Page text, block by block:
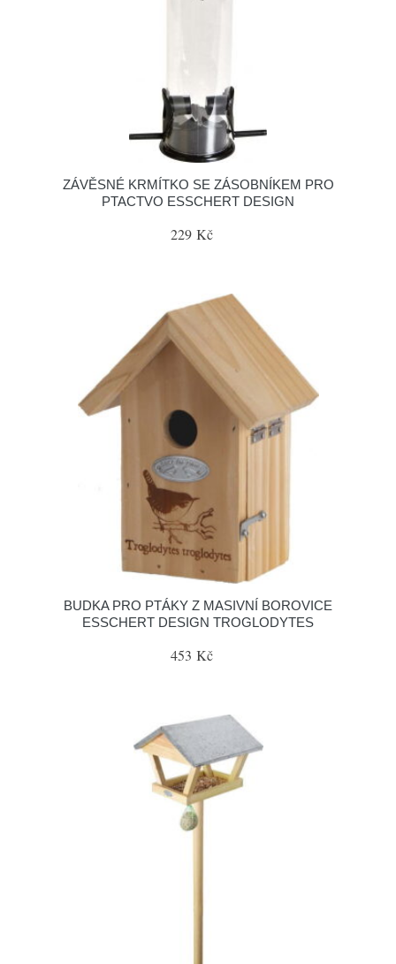
ZÁVĚSNÉ KRMÍTKO SE ZÁSOBNÍKEM PRO
PTACTVO ESSCHERT DESIGN
229 Kč
BUDKA PRO PTÁKY Z MASIVNÍ BOROVICE
ESSCHERT DESIGN TROGLODYTES
453 Kč